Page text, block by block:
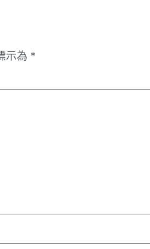
示為 *